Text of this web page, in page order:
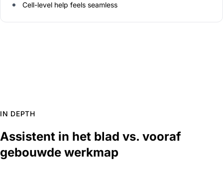
Cell-level help feels seamless
IN DEPTH
Assistent in het blad vs. vooraf
gebouwde werkmap